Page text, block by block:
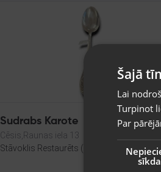
Sudrabs Karote
Cēsis,Raunas iela 13
Stāvoklis Restaurēts (Garantija 24
Šajā
Lai
Turpinot
Par